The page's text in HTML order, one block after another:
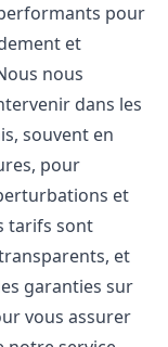
pour
et
nous
dans les
souvent en
pour
et
tarifs sont
et
garanties sur
vous assurer